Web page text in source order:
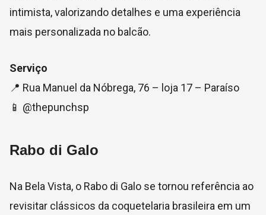
intimista, valorizando detalhes e uma experiência
mais personalizada no balcão.
Serviço
📍 Rua Manuel da Nóbrega, 76 – loja 17 – Paraíso
📱 @thepunchsp
Rabo di Galo
Na Bela Vista, o Rabo di Galo se tornou referência ao
revisitar clássicos da coquetelaria brasileira em um